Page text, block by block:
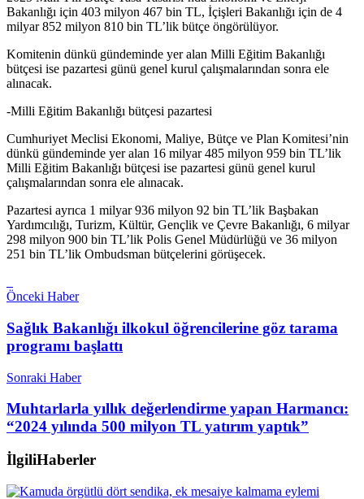
Bakanlığı için 403 milyon 467 bin TL, İçişleri Bakanlığı için de 4
milyar 852 milyon 810 bin TL’lik bütçe öngörülüyor.
Komitenin dünkü gündeminde yer alan Milli Eğitim Bakanlığı
bütçesi ise pazartesi günü genel kurul çalışmalarından sonra ele
alınacak.
-Milli Eğitim Bakanlığı bütçesi pazartesi
Cumhuriyet Meclisi Ekonomi, Maliye, Bütçe ve Plan Komitesi’nin
dünkü gündeminde yer alan 16 milyar 485 milyon 959 bin TL’lik
Milli Eğitim Bakanlığı bütçesi ise pazartesi günü genel kurul
çalışmalarından sonra ele alınacak.
Pazartesi ayrıca 1 milyar 936 milyon 92 bin TL’lik Başbakan
Yardımcılığı, Turizm, Kültür, Gençlik ve Çevre Bakanlığı, 6 milyar
298 milyon 900 bin TL’lik Polis Genel Müdürlüğü ve 36 milyon
251 bin TL’lik Ombudsman bütçelerini görüşecek.
Önceki Haber
Sağlık Bakanlığı ilkokul öğrencilerine göz tarama
programı başlattı
Sonraki Haber
Muhtarlarla yıllık değerlendirme yapan Harmancı:
“2024 yılında 500 milyon TL yatırım yaptık”
İlgiliHaberler